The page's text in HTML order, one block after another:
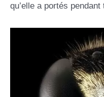
qu’elle a portés pendant